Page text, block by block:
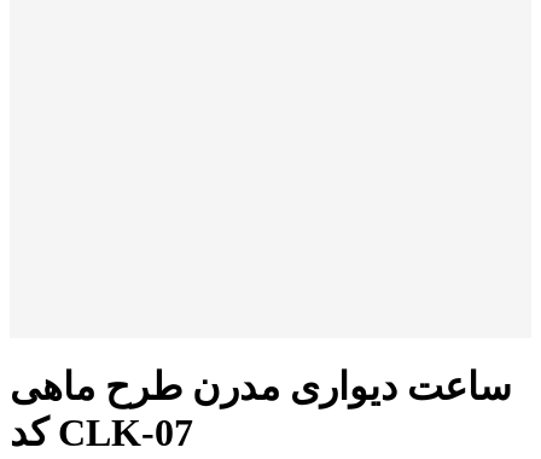
ساعت دیواری مدرن طرح ماهی
کد CLK-07